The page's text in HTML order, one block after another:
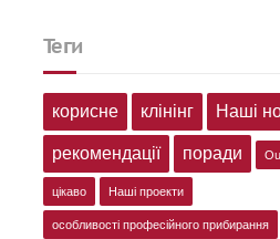
теги
корисне клінінг Наші
рекомендації поради
цікаво Наші проекти
особливості професійного прибирання